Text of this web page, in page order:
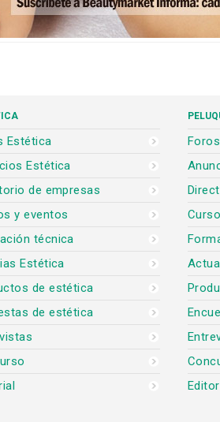
Estética
Estética
de empresas
y eventos
técnica
Estética
de estética
de estética